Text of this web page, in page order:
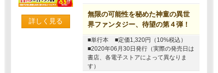
詳しく見る
無限の可能性を秘めた神童の異世
界ファンタジー、待望の第４弾！
■単行本
■定価1,320円（10%税込）
■2020年06月30日発行（実際の発売日は
書店、各電子ストアによって異なりま
す）